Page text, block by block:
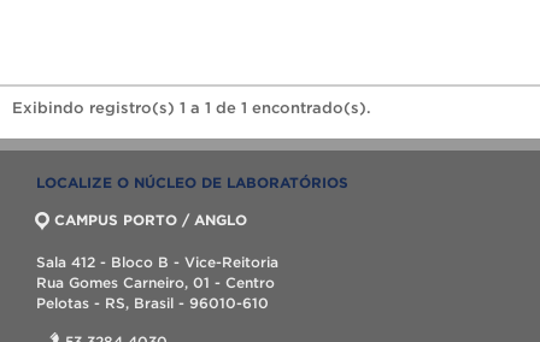
Exibindo registro(s) 1 a 1 de 1 encontrado(s).
LOCALIZE O NÚCLEO DE LABORATÓRIOS
CAMPUS PORTO / ANGLO
Sala 412 - Bloco B - Vice-Reitoria
Rua Gomes Carneiro, 01 - Centro
Pelotas - RS, Brasil - 96010-610